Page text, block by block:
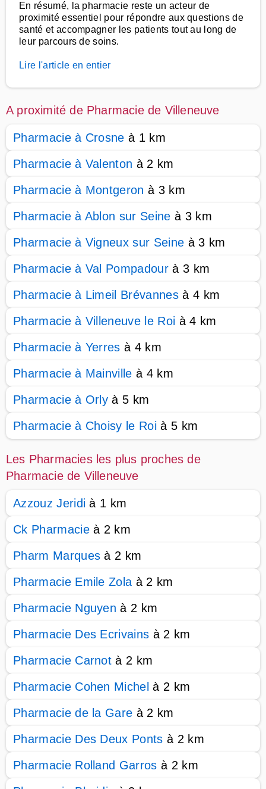
En résumé, la pharmacie reste un acteur de
proximité essentiel pour répondre aux questions de
santé et accompagner les patients tout au long de
leur parcours de soins.
Lire l'article en entier
A proximité de Pharmacie de Villeneuve
Pharmacie à Crosne à 1 km
Pharmacie à Valenton à 2 km
Pharmacie à Montgeron à 3 km
Pharmacie à Ablon sur Seine à 3 km
Pharmacie à Vigneux sur Seine à 3 km
Pharmacie à Val Pompadour à 3 km
Pharmacie à Limeil Brévannesà 4 km
Pharmacie à Villeneuve le Roi à 4 km
Pharmacie à Yerres à 4 km
Pharmacie à Mainville à 4 km
Pharmacie à Orly à 5 km
Pharmacie à Choisy le Roi à 5 km
Les Pharmacies les plus proches de
Pharmacie de Villeneuve
Azzouz Jeridi à 1 km
Ck Pharmacieà 2 km
Pharm Marques à 2 km
Pharmacie Emile Zola à 2 km
Pharmacie Nguyen à 2 km
Pharmacie Des Ecrivains à 2 km
Pharmacie Carnot à 2 km
Pharmacie Cohen Michel à 2 km
Pharmacie de la Gare à 2 km
Pharmacie Des Deux Ponts à 2 km
Pharmacie Rolland Garros à 2 km